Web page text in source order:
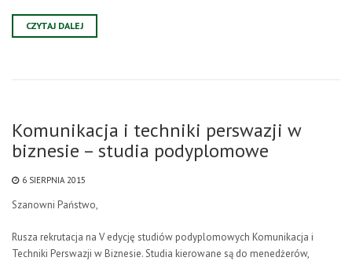
CZYTAJ DALEJ
Komunikacja i techniki perswazji w
biznesie – studia podyplomowe
6 SIERPNIA 2015
Szanowni Państwo,
Rusza rekrutacja na V edycję studiów podyplomowych Komunikacja i
Techniki Perswazji w Biznesie. Studia kierowane są do menedżerów,